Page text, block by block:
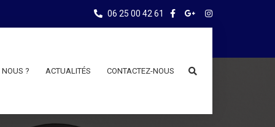
06 25 00 42 61
? ACTUALITÉS CONTACTEZ-NOUS